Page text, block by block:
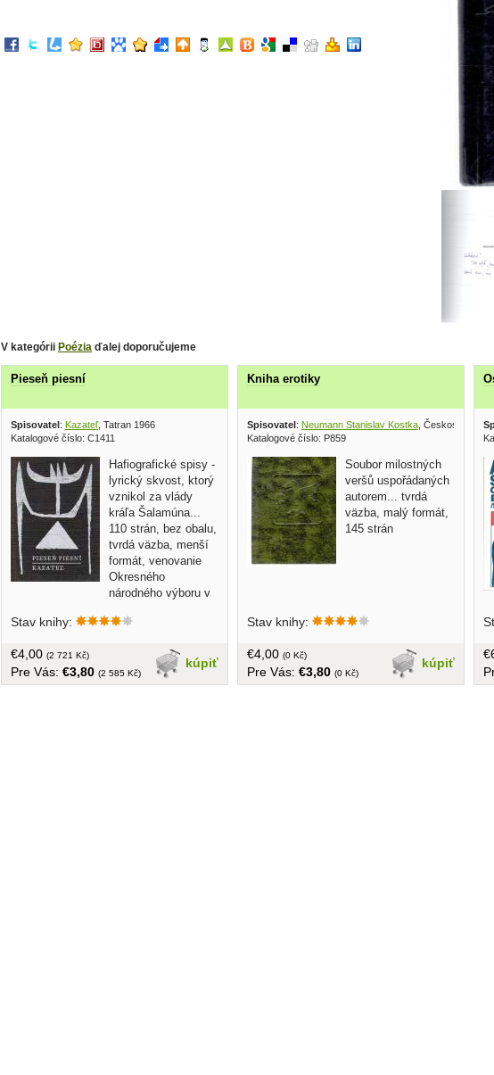
V kategórii Poézia ďalej doporučujeme
Pieseň piesní
Spisovatel: Kazateľ, Tatran 1966
Katalogové číslo: C1411
Hafiografické spisy -
lyrický skvost, ktorý
vznikol za vlády
kráľa Šalamúna...
110 strán, bez obalu,
tvrdá väzba, menší
formát, venovanie
Okresného
národného výboru v
Stav knihy:
kúpiť
€4,00 (2 721 Kč)
Pre Vás: €3,80 (2 585 Kč)
Kniha erotiky
Spisovatel: Neumann Stanislav Kostka ,
Katalogové číslo: P859
Soubor milostných
veršů uspořádaných
autorem... tvrdá
väzba, malý formát,
145 strán
Stav knihy:
kúpiť
€4,00 (0 Kč)
Pre Vás: €3,80 (0 Kč)